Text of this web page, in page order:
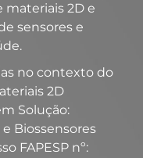
materiais 2D e
sensores e
no contexto do
2D
Solução:
Biossensores
FAPESP nº: